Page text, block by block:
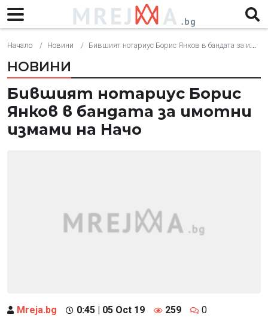
Начало Новини Бившият нотариус Борис Янков в бандата за имотни измами на Начо
НОВИНИ
Бившият нотариус Борис
Янков в бандата за имотни
измами на Начо
Mreja.bg 0:45 | 05 Oct 19 259 0